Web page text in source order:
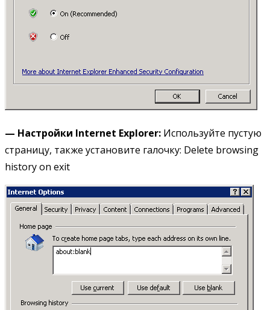
— Настройки Internet Explorer: Используйте пустую
страницу, также установите галочку: Delete browsing
history on exit